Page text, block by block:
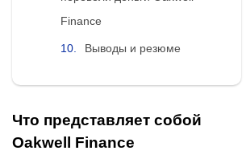
Finance
Выводы и резюме
Что представляет собой
Oakwell Finance